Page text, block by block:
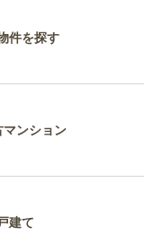
件を探す
ンション
建て